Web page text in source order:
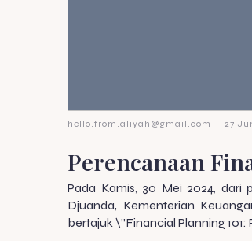
hello.from.aliyah@gmail.com - 27
Perencanaan
Pada Kamis, 30 Mei 2024, dari
Djuanda, Kementerian
bertajuk \”Financial Planning 101: